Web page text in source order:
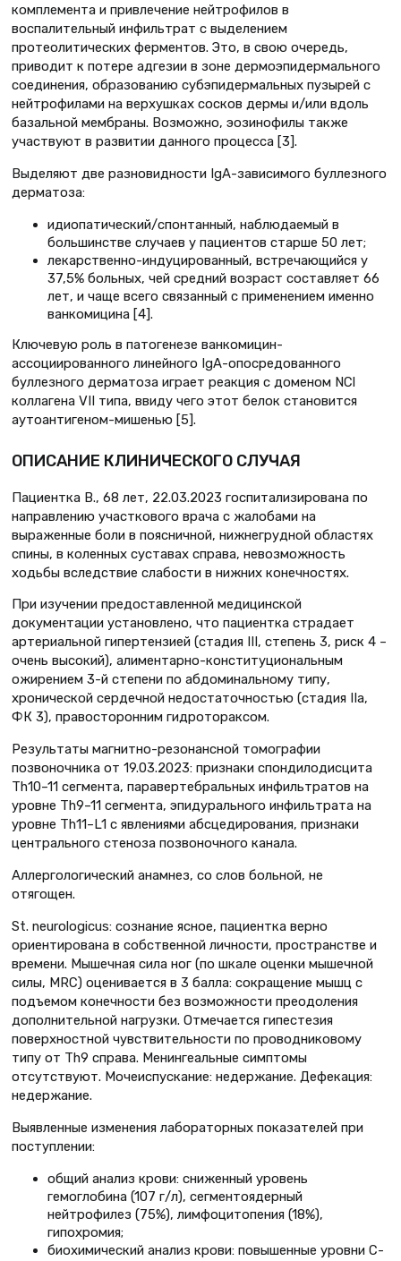
комплемента и привлечение нейтрофилов в
воспалительный инфильтрат с выделением
протеолитических ферментов. Это, в свою очередь,
приводит к потере адгезии в зоне дермоэпидермального
соединения, образованию субэпидермальных пузырей с
нейтрофилами на верхушках сосков дермы и/или вдоль
базальной мембраны. Возможно, эозинофилы также
участвуют в развитии данного процесса [3].
Выделяют две разновидности IgA-зависимого буллезного
дерматоза:
идиопатический/спонтанный, наблюдаемый в
большинстве случаев у пациентов старше 50 лет;
лекарственно-индуцированный, встречающийся у
37,5% больных, чей средний возраст составляет 66
лет, и чаще всего связанный с применением именно
ванкомицина [4].
Ключевую роль в патогенезе ванкомицин-
ассоциированного линейного IgA-опосредованного
буллезного дерматоза играет реакция с доменом NCl
коллагена VII типа, ввиду чего этот белок становится
аутоантигеном-мишенью [5].
ОПИСАНИЕ КЛИНИЧЕСКОГО СЛУЧАЯ
Пациентка В., 68 лет, 22.03.2023 госпитализирована по
направлению участкового врача с жалобами на
выраженные боли в поясничной, нижнегрудной областях
спины, в коленных суставах справа, невозможность
ходьбы вследствие слабости в нижних конечностях.
При изучении предоставленной медицинской
документации установлено, что пациентка страдает
артериальной гипертензией (стадия III, степень 3, риск 4 –
очень высокий), алиментарно-конституциональным
ожирением 3-й степени по абдоминальному типу,
хронической сердечной недостаточностью (стадия IIа,
ФК 3), правосторонним гидротораксом.
Результаты магнитно-резонансной томографии
позвоночника от 19.03.2023: признаки спондилодисцита
Th10–11 сегмента, паравертебральных инфильтратов на
уровне Th9–11 сегмента, эпидурального инфильтрата на
уровне Th11–L1 с явлениями абсцедирования, признаки
центрального стеноза позвоночного канала.
Аллергологический анамнез, со слов больной, не
отягощен.
St. neurologicus: сознание ясное, пациентка верно
ориентирована в собственной личности, пространстве и
времени. Мышечная сила ног (по шкале оценки мышечной
силы, MRC) оценивается в 3 балла: сокращение мышц с
подъемом конечности без возможности преодоления
дополнительной нагрузки. Отмечается гипестезия
поверхностной чувствительности по проводниковому
типу от Th9 справа. Менингеальные симптомы
отсутствуют. Мочеиспускание: недержание. Дефекация:
недержание.
Выявленные изменения лабораторных показателей при
поступлении:
общий анализ крови: сниженный уровень
гемоглобина (107 г/л), сегментоядерный
нейтрофилез (75%), лимфоцитопения (18%),
гипохромия;
биохимический анализ крови: повышенные уровни С-